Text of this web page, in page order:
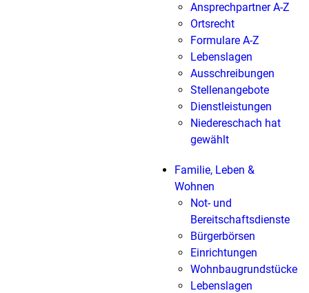
Ansprechpartner A-Z
Ortsrecht
Formulare A-Z
Lebenslagen
Ausschreibungen
Stellenangebote
Dienstleistungen
Niedereschach hat
gewählt
Familie, Leben &
Wohnen
Not- und
Bereitschaftsdienste
Bürgerbörsen
Einrichtungen
Wohnbaugrundstücke
Lebenslagen